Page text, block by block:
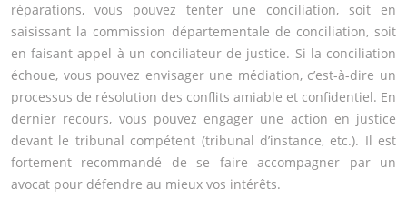
réparations, vous pouvez tenter une conciliation, soit en
saisissant la commission départementale de conciliation, soit
en faisant appel à un conciliateur de justice. Si la conciliation
échoue, vous pouvez envisager une médiation, c’est-à-dire un
processus de résolution des conflits amiable et confidentiel. En
dernier recours, vous pouvez engager une action en justice
devant le tribunal compétent (tribunal d’instance, etc.). Il est
fortement recommandé de se faire accompagner par un
avocat pour défendre au mieux vos intérêts.